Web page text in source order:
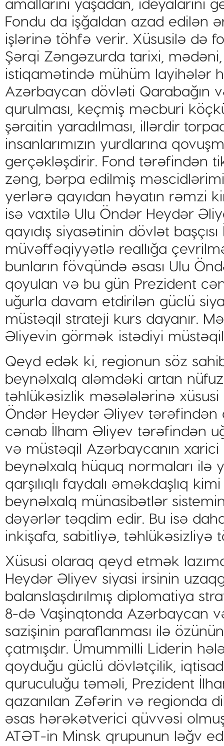
Fondu da işğaldan azad edilən
işlərinə töhfə verir. Xüsusilə də
Şərqi Zəngəzurda tarixi,
istiqamətində mühüm layihələr
Azərbaycan dövləti Qarabağın
qurulması, keçmiş məcburi
şəraitin yaradılması, illərdir
insanlarımızın yurdlarına
gerçəkləşdirir. Fond tərəfindən
zəng, bərpa edilmiş
yerlərə qayıdan həyatın rəmzi
isə vaxtilə Ulu Öndər Heydər
qayıdış siyasətinin dövlət
müvəffəqiyyətlə reallığa
bunların fövqündə əsası Ulu
qoyulan və bu gün Prezident
uğurla davam etdirilən güclü
müstəqil strateji kurs dayanır.
Əliyevin görmək istədiyi
Qeyd edək ki, regionun söz
beynəlxalq aləmdəki artan
təhlükəsizlik məsələlərinə
Öndər Heydər Əliyev
cənab İlham Əliyev tərəfindən
və müstəqil Azərbaycanın
beynəlxalq hüquq normaları ilə
qarşılıqlı faydalı əməkdaşlıq
beynəlxalq münasibətlər
dəyərlər təqdim edir. Bu isə
inkişafa, sabitliyə, təhlükəsizliyə
Xüsusi olaraq qeyd etmək
Heydər Əliyev siyasi irsinin
balanslaşdırılmış diplomatiya
8-də Vaşinqtonda Azərbaycan
sazişinin paraflanması ilə
çatmışdır. Ümummilli Liderin
qoyduğu güclü dövlətçilik,
quruculuğu təməli, Prezident
qazanılan Zəfərin və regionda
əsas hərəkətverici qüvvəsi
ATƏT-in Minsk qrupunun ləğv